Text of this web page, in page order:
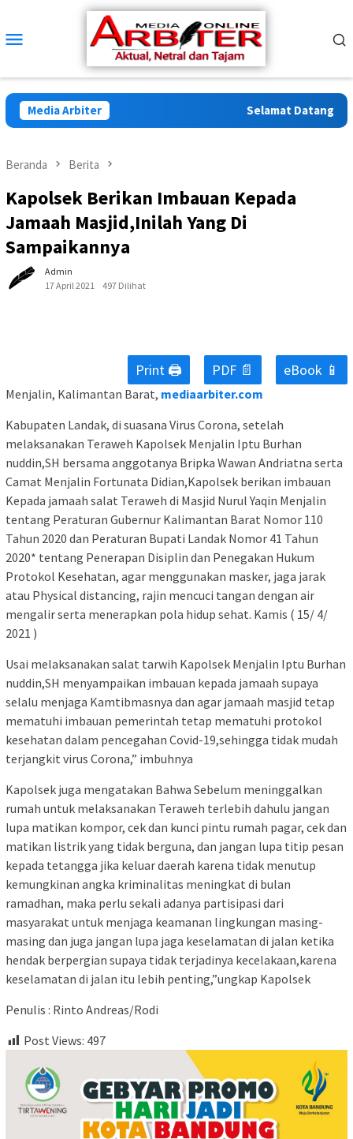
konten
Mobile
Media Arbiter Selamat Datang di
Beranda Berita
Kapolsek Berikan Imbauan Kepada
Jamaah Masjid,Inilah Yang Di
Sampaikannya
Admin
17 April 2021
497 Dilihat
Print 🖨 PDF 📄 eBook 📱
Menjalin, Kalimantan Barat, mediaarbiter.com
Kabupaten Landak, di suasana Virus Corona, setelah
melaksanakan Teraweh Kapolsek Menjalin Iptu Burhan
nuddin,SH bersama anggotanya Bripka Wawan Andriatna serta
Camat Menjalin Fortunata Didian,Kapolsek berikan imbauan
Kepada jamaah salat Teraweh di Masjid Nurul Yaqin Menjalin
tentang Peraturan Gubernur Kalimantan Barat Nomor 110
Tahun 2020 dan Peraturan Bupati Landak Nomor 41 Tahun
2020* tentang Penerapan Disiplin dan Penegakan Hukum
Protokol Kesehatan, agar menggunakan masker, jaga jarak
atau Physical distancing, rajin mencuci tangan dengan air
mengalir serta menerapkan pola hidup sehat. Kamis ( 15/ 4/
2021 )
Usai melaksanakan salat tarwih Kapolsek Menjalin Iptu Burhan
nuddin,SH menyampaikan imbauan kepada jamaah supaya
selalu menjaga Kamtibmasnya dan agar jamaah masjid tetap
mematuhi imbauan pemerintah tetap mematuhi protokol
kesehatan dalam pencegahan Covid-19,sehingga tidak mudah
terjangkit virus Corona,” imbuhnya
Kapolsek juga mengatakan Bahwa Sebelum meninggalkan
rumah untuk melaksanakan Teraweh terlebih dahulu jangan
lupa matikan kompor, cek dan kunci pintu rumah pagar, cek dan
matikan listrik yang tidak berguna, dan jangan lupa titip pesan
kepada tetangga jika keluar daerah karena tidak menutup
kemungkinan angka kriminalitas meningkat di bulan
ramadhan, maka perlu sekali adanya partisipasi dari
masyarakat untuk menjaga keamanan lingkungan masing-
masing dan juga jangan lupa jaga keselamatan di jalan ketika
hendak berpergian supaya tidak terjadinya kecelakaan,karena
keselamatan di jalan itu lebih penting,”ungkap Kapolsek
Penulis : Rinto Andreas/Rodi
Post Views: 497